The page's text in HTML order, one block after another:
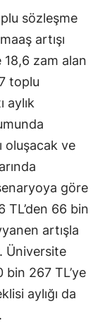
Batman
Şırnak
Ardahan
Iğdır
Yalova
Karabük
Kilis
Osmaniye
Düzce
sözleşme
artışı
18,6 zam alan
toplu
aylık
oluşacak ve
göre
TL’den 66 bin
artışla
Üniversite
bin 267 TL’ye
aylığı da